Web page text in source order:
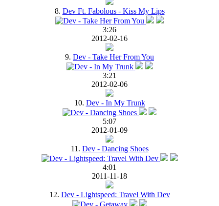
8. Dev Ft. Fabolous - Kiss My Lips
3:26
2012-02-16
9. Dev - Take Her From You
3:21
2012-02-06
10. Dev - In My Trunk
5:07
2012-01-09
11. Dev - Dancing Shoes
4:01
2011-11-18
12. Dev - Lightspeed: Travel With Dev